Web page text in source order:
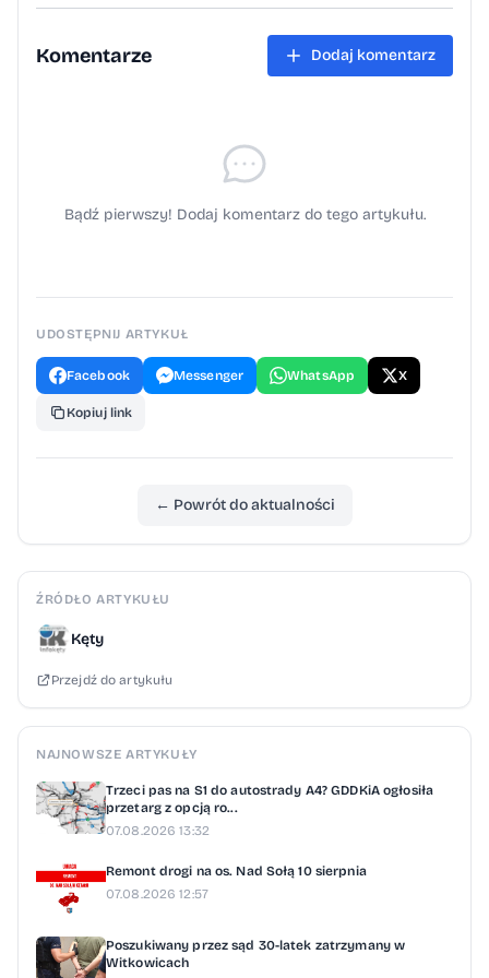
Komentarze Dodaj komentarz
Bądź pierwszy! Dodaj komentarz do tego artykułu.
UDOSTĘPNIJ ARTYKUŁ
Facebook Messenger WhatsApp X
Kopiuj link
← Powrót do aktualności
ŹRÓDŁO ARTYKUŁU
Kęty
Przejdź do artykułu
NAJNOWSZE ARTYKUŁY
Trzeci pas na S1 do autostrady A4? GDDKiA ogłosiła
przetarg z opcją ro...
07.08.2026 13:32
Remont drogi na os. Nad Sołą 10 sierpnia
07.08.2026 12:57
Poszukiwany przez sąd 30-latek zatrzymany w
Witkowicach